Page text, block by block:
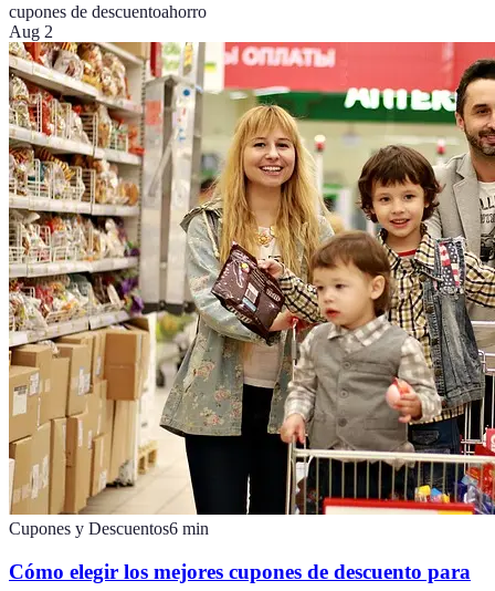
cupones de descuentoahorro
Aug 2
Cupones y Descuentos6 min
Cómo elegir los mejores cupones de descuento para